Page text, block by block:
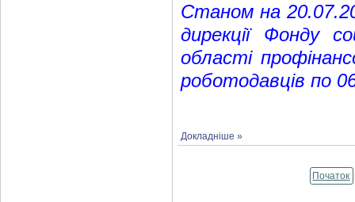
Станом на
дирекції Фонду
області
роботодавців по
Докладніше »
Початок